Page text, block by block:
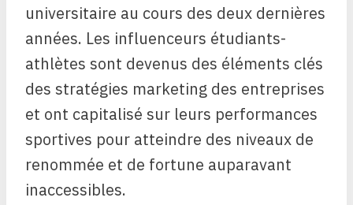
universitaire au cours des deux dernières
années. Les influenceurs étudiants-
athlètes sont devenus des éléments clés
des stratégies marketing des entreprises
et ont capitalisé sur leurs performances
sportives pour atteindre des niveaux de
renommée et de fortune auparavant
inaccessibles.